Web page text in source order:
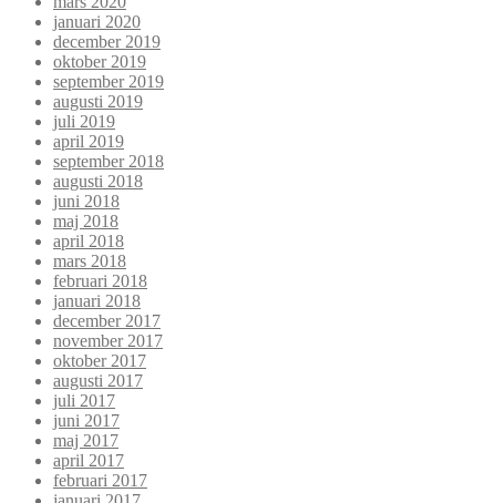
januari 2020
december 2019
oktober 2019
september 2019
augusti 2019
juli 2019
april 2019
september 2018
augusti 2018
juni 2018
maj 2018
april 2018
mars 2018
februari 2018
januari 2018
december 2017
november 2017
oktober 2017
augusti 2017
juli 2017
juni 2017
maj 2017
april 2017
februari 2017